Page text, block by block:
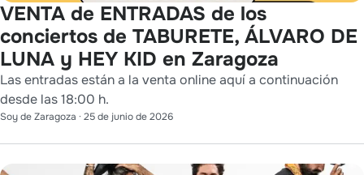
VENTA de ENTRADAS de los
conciertos de TABURETE, ÁLVARO DE
LUNA y HEY KID en Zaragoza
Las entradas están a la venta online aquí a continuación
desde las 18:00 h.
Soy de Zaragoza · 25 de junio de 2026